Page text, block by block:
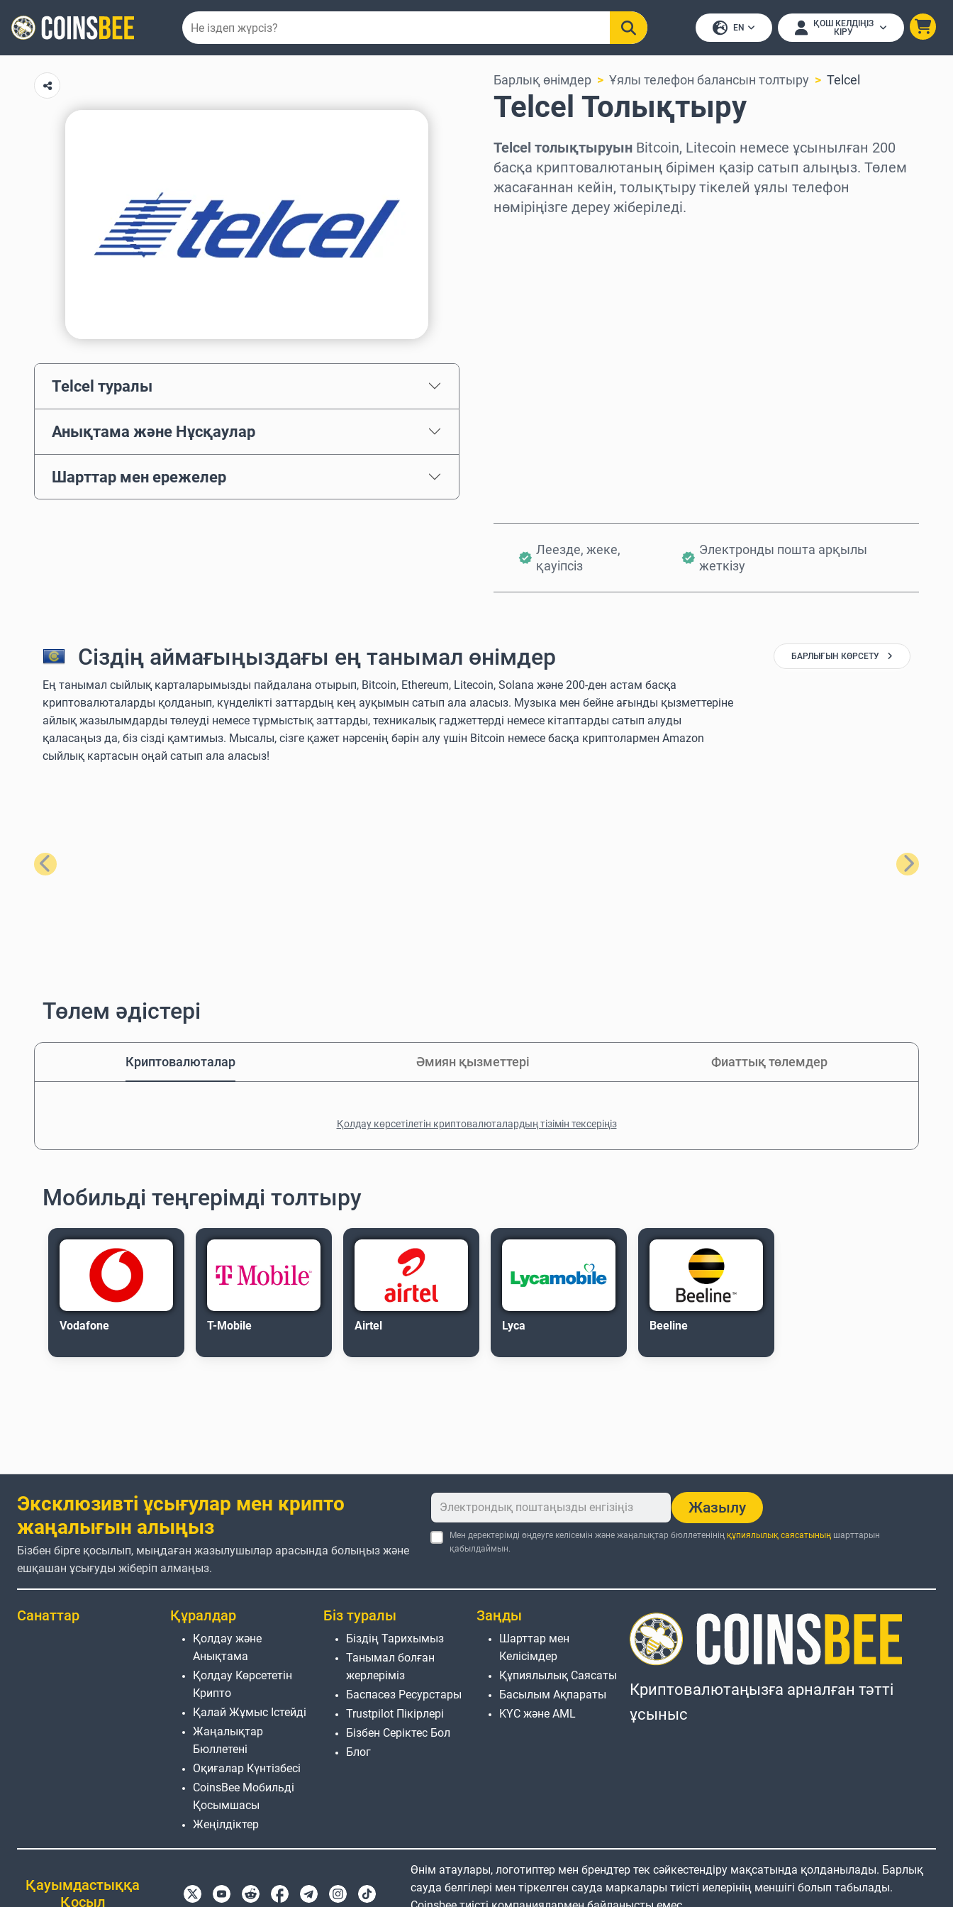
EN
ҚОШ КЕЛДІҢІЗ
КІРУ
Telcel туралы
Анықтама және Нұсқаулар
Шарттар мен ережелер
Барлық өнімдер Ұялы телефон балансын толтыру Telcel
Telcel Толықтыру
Telcel толықтыруын Bitcoin, Litecoin немесе ұсынылған 200
басқа криптовалютаның бірімен қазір сатып алыңыз. Төлем
жасағаннан кейін, толықтыру тікелей ұялы телефон
нөміріңізге дереу жіберіледі.
Леезде, жеке,
қауіпсіз
Электронды пошта арқылы
жеткізу
Сіздің аймағыңыздағы ең танымал өнімдер
Ең танымал сыйлық карталарымызды пайдалана отырып, Bitcoin, Ethereum, Litecoin, Solana және 200-ден астам басқа
криптовалюталарды қолданып, күнделікті заттардың кең ауқымын сатып ала аласыз. Музыка мен бейне ағынды қызметтеріне
айлық жазылымдарды төлеуді немесе тұрмыстық заттарды, техникалық гаджеттерді немесе кітаптарды сатып алуды
қаласаңыз да, біз сізді қамтимыз. Мысалы, сізге қажет нәрсенің бәрін алу үшін Bitcoin немесе басқа криптолармен Amazon
сыйлық картасын оңай сатып ала аласыз!
БАРЛЫҒЫН КӨРСЕТУ
Алдыңғы Келесі
Төлем әдістері
Криптовалюталар Әмиян қызметтері Фиаттық төлемдер
Қолдау көрсетілетін криптовалюталардың тізімін тексеріңіз
Мобильді теңгерімді толтыру
Vodafone T-Mobile Airtel Lyca Beeline
Эксклюзивті ұсығулар мен крипто
жаңалығын алыңыз
Бізбен бірге қосылып, мыңдаған жазылушылар арасында болыңыз және
ешқашан ұсығуды жіберіп алмаңыз.
Жазылу
Мен деректерімді өңдеуге келісемін және жаңалықтар бюллетенінің құпиялылық саясатыныңшарттарын
қабылдаймын.
Санаттар Құралдар
Қолдау және
Анықтама
Қолдау Көрсететін
Крипто
Қалай Жұмыс Істейді
Жаңалықтар
Бюллетені
Оқиғалар Күнтізбесі
CoinsBee Мобильді
Қосымшасы
Жеңілдіктер
Біз туралы
Біздің Тарихымыз
Танымал болған
жерлеріміз
Баспасөз Ресурстары
Trustpilot Пікірлері
Бізбен Серіктес Бол
Блог
Заңды
Шарттар мен
Келісімдер
Құпиялылық Саясаты
Басылым Ақпараты
KYC және AML
Криптовалютаңызға арналған тәтті
ұсыныс
Қауымдастыққа
Қосыл
Өнім атаулары, логотиптер мен брендтер тек сәйкестендіру мақсатында қолданылады. Барлық
сауда белгілері мен тіркелген сауда маркалары тиісті иелерінің меншігі болып табылады.